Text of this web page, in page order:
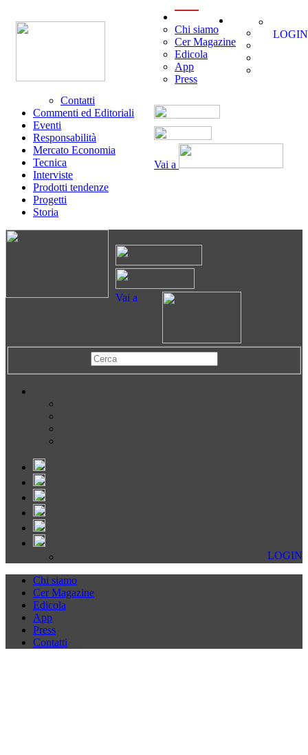
Vai a
Chi siamo
Cer Magazine
Edicola
App
Press
Contatti
Commenti ed Editoriali
Eventi
Responsabilità
Mercato Economia
Tecnica
Interviste
Prodotti tendenze
Progetti
Storia
LOGIN
Vai a
LOGIN
Chi siamo
Cer Magazine
Edicola
App
Press
Contatti